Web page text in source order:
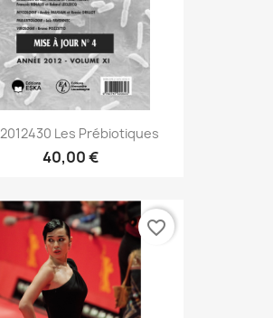
Les Prébiotiques
40,00 €
favorite_border